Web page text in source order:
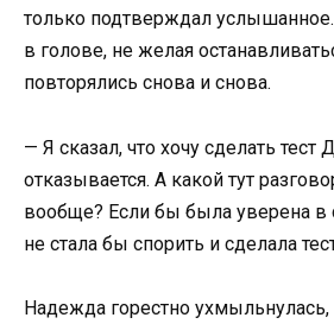
только подтверждал
в голове, не желая
повторялись снова и снова.
— Я сказал, что хочу сделать тест
отказывается. А какой тут
вообще? Если бы была уверена в
не стала бы спорить и сделала
Надежда горестно ухмыльнулась,